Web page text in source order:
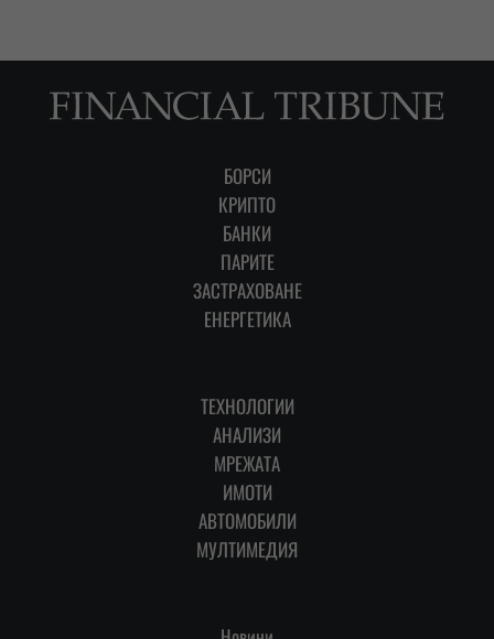
БОРСИ
КРИПТО
БАНКИ
ПАРИТЕ
ЗАСТРАХОВАНЕ
ЕНЕРГЕТИКА
ТЕХНОЛОГИИ
АНАЛИЗИ
МРЕЖАТА
ИМОТИ
АВТОМОБИЛИ
МУЛТИМЕДИЯ